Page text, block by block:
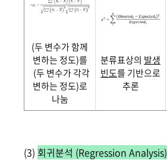
(두 변수가 함께
변하는 정도)를
(두 변수가 각각
변하는 정도)로
나눔
분류표상의 발생
빈도를 기반으로
추론
(3) 회귀분석 (Regression Analysis)